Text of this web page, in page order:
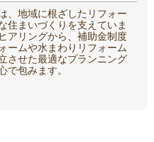
、地域に根ざしたリフォー
住まいづくりを支えていま
アリングから、補助金制度
ームや水まわりリフォーム
させた最適なプランニング
で包みます。